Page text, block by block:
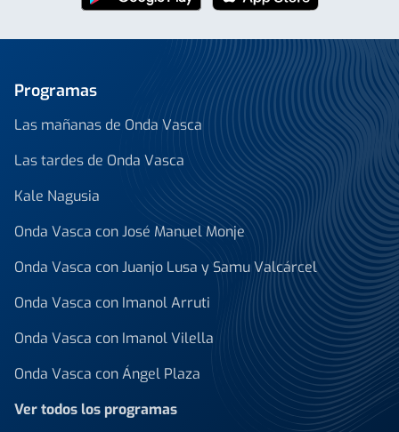
Programas
Las mañanas de Onda Vasca
Las tardes de Onda Vasca
Kale Nagusia
Onda Vasca con José Manuel Monje
Onda Vasca con Juanjo Lusa y Samu Valcárcel
Onda Vasca con Imanol Arruti
Onda Vasca con Imanol Vilella
Onda Vasca con Ángel Plaza
Ver todos los programas